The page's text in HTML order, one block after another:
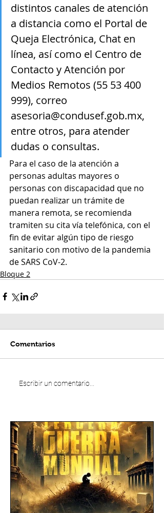
distintos canales de atención
a distancia como el Portal de
Queja Electrónica, Chat en
línea, así como el Centro de
Contacto y Atención por
Medios Remotos (55 53 400
999), correo
asesoria@condusef.gob.mx,
entre otros, para atender
dudas o consultas.
Para el caso de la atención a
personas adultas mayores o
personas con discapacidad que no
puedan realizar un trámite de
manera remota, se recomienda
tramiten su cita vía telefónica, con el
fin de evitar algún tipo de riesgo
sanitario con motivo de la pandemia
de SARS CoV-2.
Bloque 2
Comentarios
Escribir un comentario...